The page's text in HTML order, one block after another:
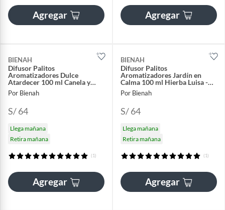
Agregar Agregar
BIENAH
Difusor Palitos
Aromatizadores Dulce
Atardecer 100 ml Canela y
Manzana
Por Bienah
S/ 64
Llega mañana
Retira mañana
(1)
Agregar
BIENAH
Difusor Palitos
Aromatizadores Jardín en
Calma 100 ml Hierba Luisa -
Aromas
Por Bienah
S/ 64
Llega mañana
Retira mañana
(1)
Agregar